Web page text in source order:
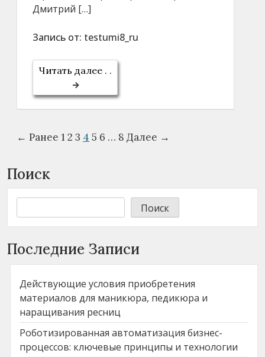
Дмитрий […]
Запись от: testumi8_ru
Читать далее . .
← Ранее 1 2 3 4 5 6 … 8 Далее →
Поиск
Поиск
Последние Записи
Действующие условия приобретения
материалов для маникюра, педикюра и
наращивания ресниц
Роботизированная автоматизация бизнес-
процессов: ключевые принципы и технологии